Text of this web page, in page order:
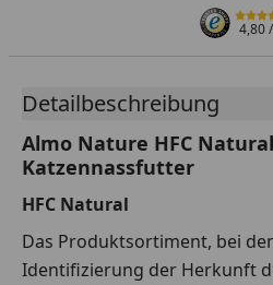
4,80
Detailbeschreibung
Almo Nature HFC
Katzennassfutter
HFC Natural
Das Produktsortiment, bei
Identifizierung der Herkunft